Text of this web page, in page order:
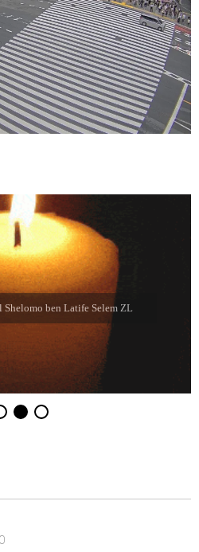
ben Latife Selem ZL